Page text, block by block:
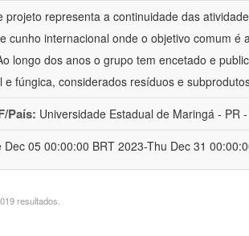
projeto representa a continuidade das
cunho internacional onde o objetivo comum
longo dos anos o grupo tem encetado e
e fúngica, considerados resíduos e
País: Universidade Estadual de Maringá - PR
Dec 05 00:00:00 BRT 2023-Thu Dec 31
resultados.